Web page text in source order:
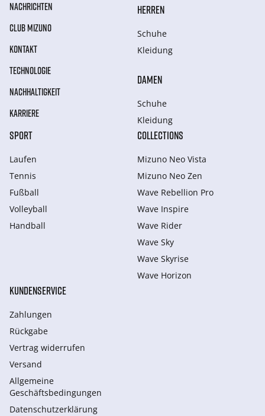
NACHRICHTEN
CLUB MIZUNO
KONTAKT
TECHNOLOGIE
NACHHALTIGKEIT
KARRIERE
HERREN
Schuhe
Kleidung
DAMEN
Schuhe
Kleidung
SPORT
Laufen
Tennis
Fußball
Volleyball
Handball
COLLECTIONS
Mizuno Neo Vista
Mizuno Neo Zen
Wave Rebellion Pro
Wave Inspire
Wave Rider
Wave Sky
Wave Skyrise
Wave Horizon
KUNDENSERVICE
Zahlungen
Rückgabe
Vertrag widerrufen
Versand
Allgemeine
Geschäftsbedingungen
Datenschutzerklärung